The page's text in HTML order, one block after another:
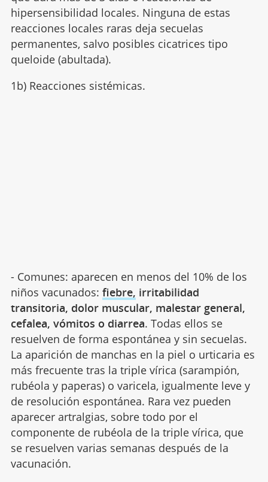
hipersensibilidad locales. Ninguna de estas
reacciones locales raras deja secuelas
permanentes, salvo posibles cicatrices tipo
queloide (abultada).
1b) Reacciones sistémicas.
- Comunes: aparecen en menos del 10% de los
niños vacunados: fiebre, irritabilidad
transitoria, dolor muscular, malestar general,
cefalea, vómitos o diarrea. Todas ellos se
resuelven de forma espontánea y sin secuelas.
La aparición de manchas en la piel o urticaria es
más frecuente tras la triple vírica (sarampión,
rubéola y paperas) o varicela, igualmente leve y
de resolución espontánea. Rara vez pueden
aparecer artralgias, sobre todo por el
componente de rubéola de la triple vírica, que
se resuelven varias semanas después de la
vacunación.